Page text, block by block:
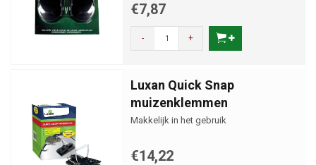
€7,87
- +
Luxan Quick Snap
muizenklemmen
Makkelijk in het gebruik
€14,22